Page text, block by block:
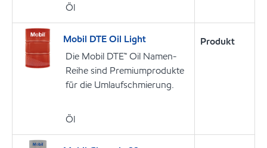
Öl
Mobil DTE Oil Light
Die Mobil DTE™ Oil Namen-
Reihe sind Premiumprodukte
für die Umlaufschmierung.
Öl
Produkt